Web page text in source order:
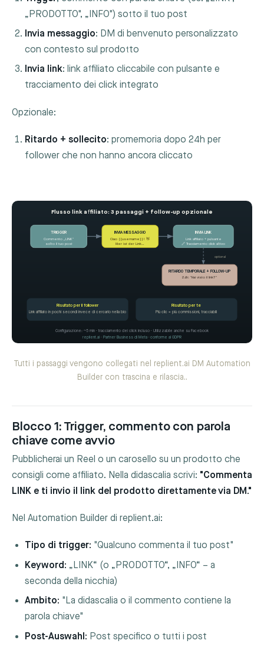
„PRODOTTO", „INFO") sotto il tuo post
Invia messaggio: DM di benvenuto personalizzato
con contesto sul prodotto
Invia link: link affiliato cliccabile con pulsante e
tracciamento dei click integrato
Opzionale:
Ritardo + sollecito: promemoria dopo 24h per
follower che non hanno ancora cliccato
Flusso link affiliato: 3 passaggi + follow-up opzionale
TRIGGER
Commento „LINK“
sotto il tuo post
INVIA MESSAGGIO
Ciao {{username}}! 👋
Hier ist der Link…
INVIA LINK
Link affiliato + pulsante
🔗 Tracciamento click attivo
optional
RITARDO TEMPORALE + FOLLOW-UP
24h: "Hai visto il link?"
Risultato per il follower
Link affiliato in pochi secondi invece di cercarlo nella bio
Risultato per te
Più clic = più commissioni, tracciabili
Configurazione: ~5 min · tracciamento dei click incluso · Utilizzabile anche su Facebook
replient.ai · Partner Business di Meta · conforme al GDPR
Tutti i passaggi vengono collegati nel replient.ai DM Automation
Builder con trascina e rilascia..
Blocco 1: Trigger, commento con parola
chiave come avvio
Pubblicherai un Reel o un carosello su un prodotto che
consigli come affiliato. Nella didascalia scrivi: "Commenta
LINK e ti invio il link del prodotto direttamente via DM."
Nel Automation Builder di replient.ai:
Tipo di trigger: "Qualcuno commenta il tuo post"
Keyword: „LINK“ (o „PRODOTTO“, „INFO“ – a
seconda della nicchia)
Ambito: "La didascalia o il commento contiene la
parola chiave"
Post-Auswahl: Post specifico o tutti i post